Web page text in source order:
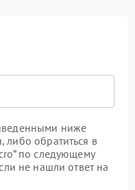
ниже
либо обратиться в
по следующему
не нашли ответ на